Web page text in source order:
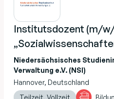
Institutsdozent (m/
Niedersächsisches
Verwaltung e.V. (NSI)
Hannover, Deutschland
Teilzeit, Vollzeit